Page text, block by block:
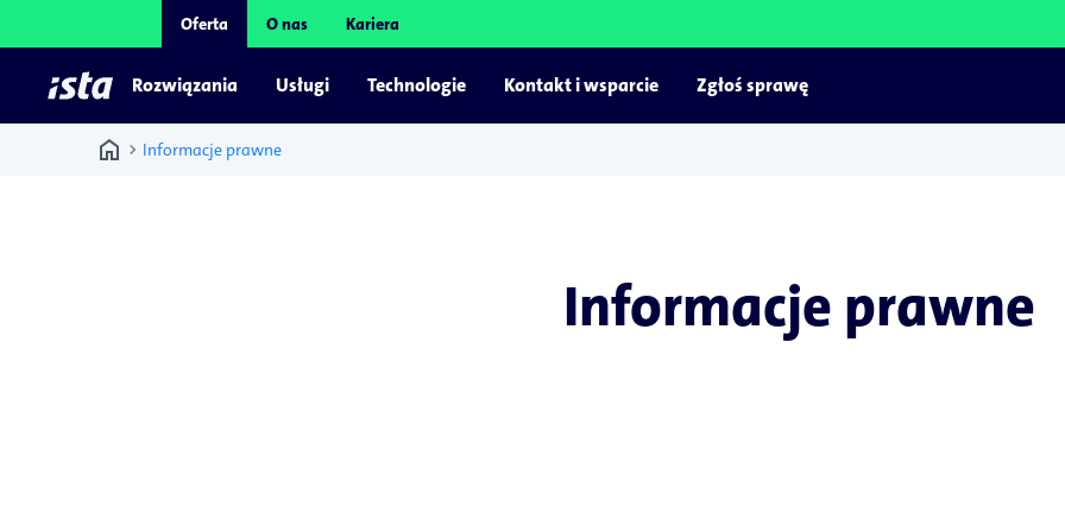
Oferta O nas Kariera
Rozwiązania Usługi Technologie Kontakt i wsparcie Zgłoś sprawę
home chevron_right Informacje prawne
Informacje prawne